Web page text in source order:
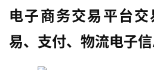
电子商务交易平台
易、支付、物流电子